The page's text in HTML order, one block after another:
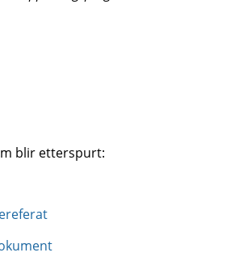
blir etterspurt: